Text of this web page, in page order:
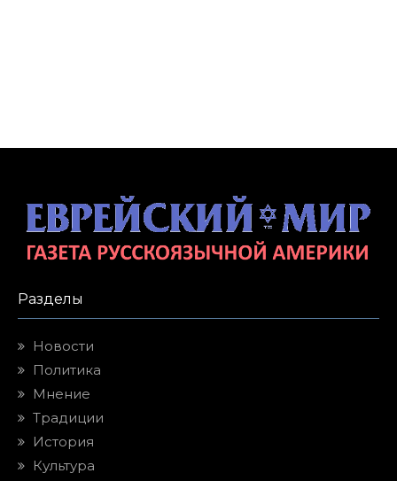
Разделы
Новости
Политика
Мнение
Традиции
История
Культура